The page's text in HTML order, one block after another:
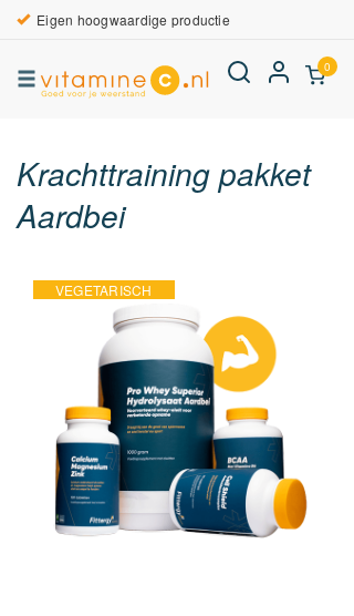
Eigen hoogwaardige productie
0
Krachttraining pakket
Aardbei
VEGETARISCH